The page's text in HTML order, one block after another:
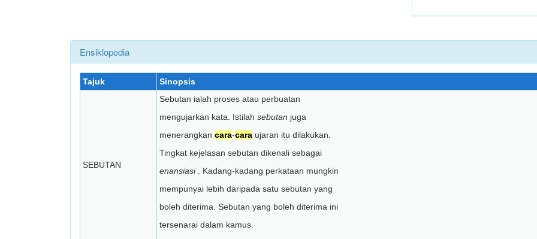
Ensiklopedia
Tajuk Sinopsis
SEBUTAN
Sebutan ialah proses atau perbuatan
mengujarkan kata. Istilah sebutan juga
menerangkan cara-cara ujaran itu dilakukan.
Tingkat kejelasan sebutan dikenali sebagai
enansiasi
. Kadang-kadang perkataan mungkin
mempunyai lebih daripada satu sebutan yang
boleh diterima. Sebutan yang boleh diterima ini
tersenarai dalam kamus.